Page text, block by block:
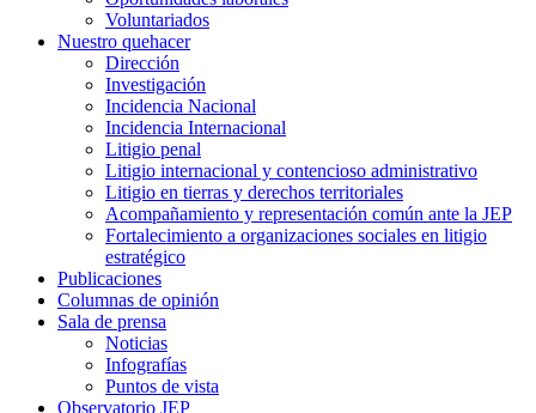
Voluntariados
Nuestro quehacer
Dirección
Investigación
Incidencia Nacional
Incidencia Internacional
Litigio penal
Litigio internacional y contencioso administrativo
Litigio en tierras y derechos territoriales
Acompañamiento y representación común ante la JEP
Fortalecimiento a organizaciones sociales en litigio
estratégico
Publicaciones
Columnas de opinión
Sala de prensa
Noticias
Infografías
Puntos de vista
Observatorio JEP